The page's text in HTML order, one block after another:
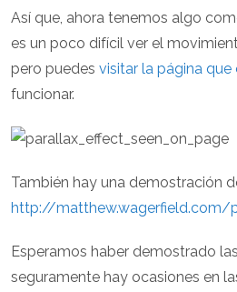
Así que, ahora tenemos algo
es un poco difícil ver el
pero puedes visitar la página
funcionar.
También hay una demostración
http://matthew.wagerfield.com/
Esperamos haber demostrado
seguramente hay ocasiones en